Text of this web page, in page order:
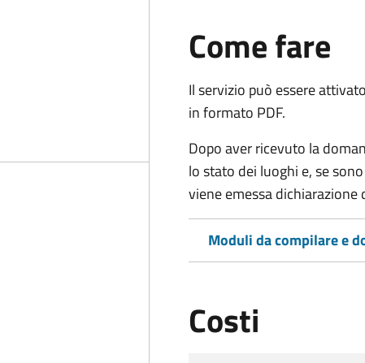
Come fare
Il servizio può essere
in formato PDF.
Dopo aver ricevuto la
lo stato dei luoghi e, se
viene emessa
Moduli da compilare e
Costi